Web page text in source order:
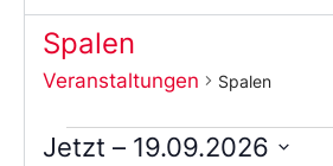
Spalen
Veranstaltungen Spalen
Jetzt – 19.09.2026